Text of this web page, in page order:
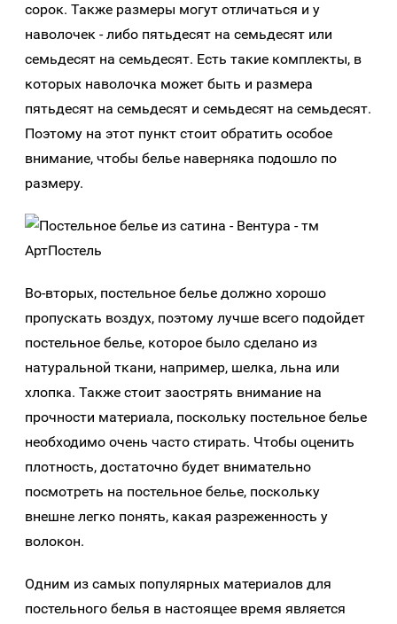
сорок. Также размеры могут отличаться и у
наволочек - либо пятьдесят на семьдесят или
семьдесят на семьдесят. Есть такие комплекты, в
которых наволочка может быть и размера
пятьдесят на семьдесят и семьдесят на семьдесят.
Поэтому на этот пункт стоит обратить особое
внимание, чтобы белье наверняка подошло по
размеру.
Во-вторых, постельное белье должно хорошо
пропускать воздух, поэтому лучше всего подойдет
постельное белье, которое было сделано из
натуральной ткани, например, шелка, льна или
хлопка. Также стоит заострять внимание на
прочности материала, поскольку постельное белье
необходимо очень часто стирать. Чтобы оценить
плотность, достаточно будет внимательно
посмотреть на постельное белье, поскольку
внешне легко понять, какая разреженность у
волокон.
Одним из самых популярных материалов для
постельного белья в настоящее время является